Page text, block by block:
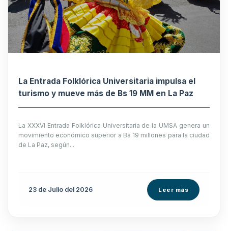
La Entrada Folklórica Universitaria impulsa el
turismo y mueve más de Bs 19 MM en La Paz
La XXXVI Entrada Folklórica Universitaria de la UMSA genera un
movimiento económico superior a Bs 19 millones para la ciudad
de La Paz, según...
23 de Julio del 2026 Leer más